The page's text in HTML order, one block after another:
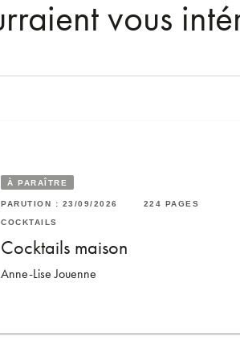
vous
de
À PARAÎTRE
PARUTION : 23/09/2026 224 PAGES
COCKTAILS
Cocktails maison
Anne-Lise Jouenne